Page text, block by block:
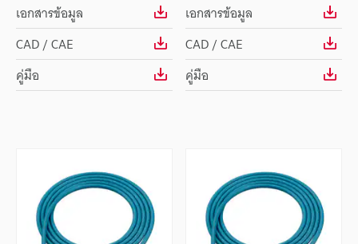
เอกสารข้อมูล
CAD / CAE
คู่มือ
เอกสารข้อมูล
CAD / CAE
คู่มือ